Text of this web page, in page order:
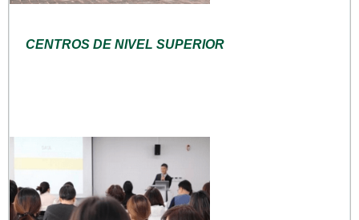
CENTROS DE NIVEL SUPERIOR